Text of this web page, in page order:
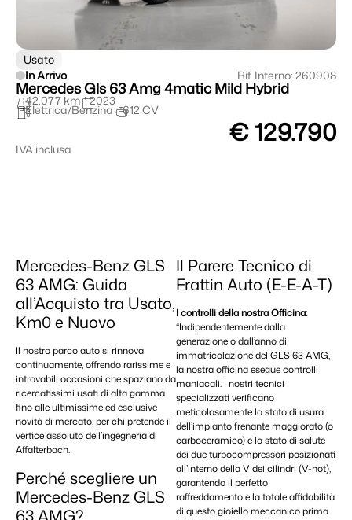
Usato
In Arrivo
Rif. Interno: 260908
Mercedes Gls 63 Amg 4matic Mild Hybrid
42.077 km 2023
Elettrica/Benzina 612 CV
€ 129.790
IVA inclusa
Mercedes-Benz GLS
63 AMG: Guida
all’Acquisto tra Usato,
Km0 e Nuovo
Il nostro parco auto si rinnova
continuamente, offrendo rarissime e
introvabili occasioni che spaziano da
ricercatissimi usati di alta gamma
fino alle ultimissime ed esclusive
novità di mercato, per chi pretende il
vertice assoluto dell’ingegneria di
Affalterbach.
Perché scegliere un
Mercedes-Benz GLS
63 AMG?
Il Parere Tecnico di
Frattin Auto (E-E-A-T)
I controlli della nostra Officina:
“Indipendentemente dalla
generazione o dall’anno di
immatricolazione del GLS 63 AMG,
la nostra officina esegue controlli
maniacali. I nostri tecnici
specializzati verificano
meticolosamente lo stato di usura
dell’impianto frenante maggiorato (o
carboceramico) e lo stato di salute
dei due turbocompressori posizionati
all’interno della V dei cilindri (V-hot),
garantendo il perfetto
raffreddamento e la totale affidabilità
di questo gioiello meccanico prima